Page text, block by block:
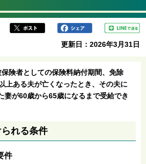
更新日：2026年3月31日
険者としての保険料納付期間、免除
上ある夫が亡くなったとき、その夫に
妻が60歳から65歳になるまで受給でき
れる条件
件